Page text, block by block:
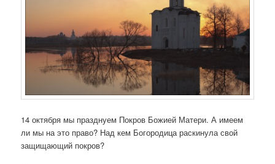
14 октября мы празднуем Покров Божией Матери. А имеем
ли мы на это право? Над кем Богородица раскинула свой
защищающий покров?